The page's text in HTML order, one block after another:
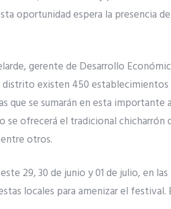
oportunidad espera la presencia
gerente de Desarrollo
distrito existen 450
que se sumarán en esta
se ofrecerá el tradicional
otros.
29, 30 de junio y 01 de julio, en
locales para amenizar el